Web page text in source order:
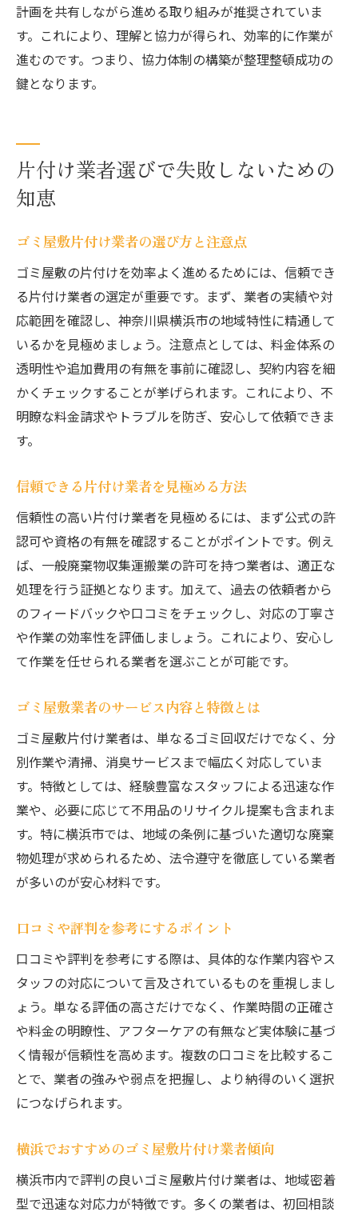
計画を共有しながら進める取り組みが推奨されていま
す。これにより、理解と協力が得られ、効率的に作業が
進むのです。つまり、協力体制の構築が整理整頓成功の
鍵となります。
片付け業者選びで失敗しないための
知恵
ゴミ屋敷片付け業者の選び方と注意点
ゴミ屋敷の片付けを効率よく進めるためには、信頼でき
る片付け業者の選定が重要です。まず、業者の実績や対
応範囲を確認し、神奈川県横浜市の地域特性に精通して
いるかを見極めましょう。注意点としては、料金体系の
透明性や追加費用の有無を事前に確認し、契約内容を細
かくチェックすることが挙げられます。これにより、不
明瞭な料金請求やトラブルを防ぎ、安心して依頼できま
す。
信頼できる片付け業者を見極める方法
信頼性の高い片付け業者を見極めるには、まず公式の許
認可や資格の有無を確認することがポイントです。例え
ば、一般廃棄物収集運搬業の許可を持つ業者は、適正な
処理を行う証拠となります。加えて、過去の依頼者から
のフィードバックや口コミをチェックし、対応の丁寧さ
や作業の効率性を評価しましょう。これにより、安心し
て作業を任せられる業者を選ぶことが可能です。
ゴミ屋敷業者のサービス内容と特徴とは
ゴミ屋敷片付け業者は、単なるゴミ回収だけでなく、分
別作業や清掃、消臭サービスまで幅広く対応していま
す。特徴としては、経験豊富なスタッフによる迅速な作
業や、必要に応じて不用品のリサイクル提案も含まれま
す。特に横浜市では、地域の条例に基づいた適切な廃棄
物処理が求められるため、法令遵守を徹底している業者
が多いのが安心材料です。
口コミや評判を参考にするポイント
口コミや評判を参考にする際は、具体的な作業内容やス
タッフの対応について言及されているものを重視しまし
ょう。単なる評価の高さだけでなく、作業時間の正確さ
や料金の明瞭性、アフターケアの有無など実体験に基づ
く情報が信頼性を高めます。複数の口コミを比較するこ
とで、業者の強みや弱点を把握し、より納得のいく選択
につなげられます。
横浜でおすすめのゴミ屋敷片付け業者傾向
横浜市内で評判の良いゴミ屋敷片付け業者は、地域密着
型で迅速な対応力が特徴です。多くの業者は、初回相談